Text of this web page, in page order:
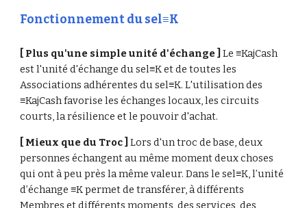
Fonctionnement du sel≡K
[ Plus qu'une simple unité d'échange ] Le ≡KajCash
est l'unité d'échange du sel≡K et de toutes les
Associations adhérentes du sel≡K. L'utilisation des
≡KajCash favorise les échanges locaux, les circuits
courts, la résilience et le pouvoir d'achat.
[ Mieux que du Troc ] Lors d'un troc de base, deux
personnes échangent au même moment deux choses
qui ont à peu près la même valeur. Dans le sel≡K, l’unité
d’échange ≡K permet de transférer, à différents
Membres et différents moments, des services, des